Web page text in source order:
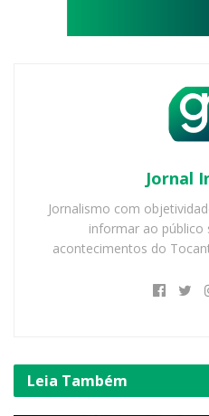
Jornal
Jornalismo com
informar ao público
acontecimentos do
Leia Também